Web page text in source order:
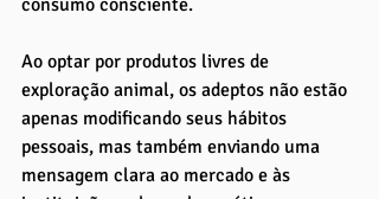
consumo consciente.
Ao optar por produtos livres de
exploração animal, os adeptos não estão
apenas modificando seus hábitos
pessoais, mas também enviando uma
mensagem clara ao mercado e às